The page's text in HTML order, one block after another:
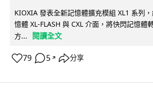
KIOXIA 發表全新記憶體擴充模組 XL1 系列
憶體 XL-FLASH 與 CXL 介面，將快閃記憶體
方...
閱讀全文
79 5 ↗ 分享